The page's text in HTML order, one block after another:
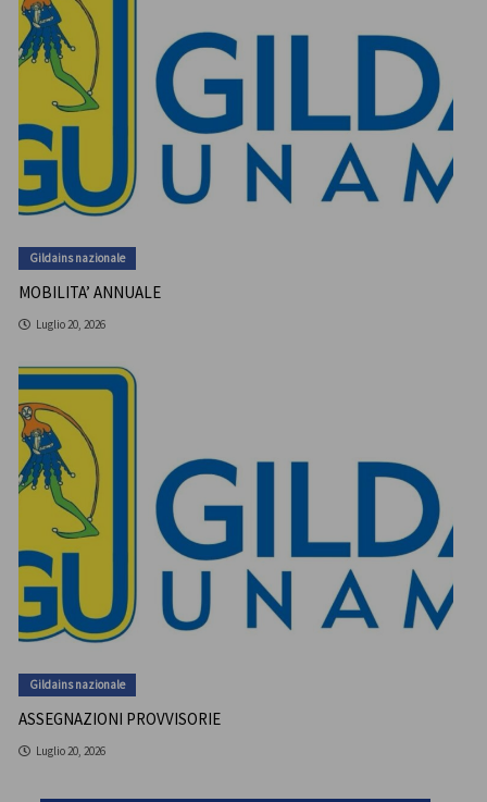
Gildains nazionale
MOBILITA’ ANNUALE
Luglio 20, 2026
Gildains nazionale
ASSEGNAZIONI PROVVISORIE
Luglio 20, 2026